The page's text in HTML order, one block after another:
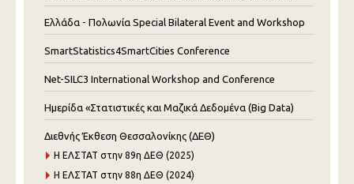
Ελλάδα - Πολωνία Special Bilateral Event and Workshop
SmartStatistics4SmartCities Conference
Net-SILC3 International Workshop and Conference
Ημερίδα «Στατιστικές και Μαζικά Δεδομένα (Big Data)
Διεθνής Έκθεση Θεσσαλονίκης (ΔΕΘ)
Η ΕΛΣΤΑΤ στην 89η ΔΕΘ (2025)
Η ΕΛΣΤΑΤ στην 88η ΔΕΘ (2024)